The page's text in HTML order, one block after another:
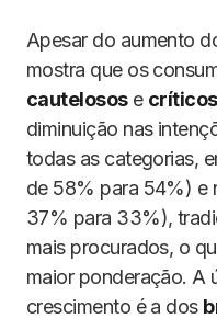
Apesar do aumento
mostra que os
cautelosose críticos
diminuição nas
todas as categorias,
de 58% para 54%) e
37% para 33%),
mais procurados, o
maior ponderação. A
crescimento é a dos